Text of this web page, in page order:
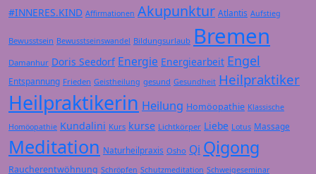
#INNERES.KIND Affirmationen Akupunktur Atlantis Aufstieg
Bewusstsein Bewusstseinswandel Bildungsurlaub Bremen
Damanhur Doris Seedorf Energie Energiearbeit Engel
Entspannung Frieden Geistheilung gesund Gesundheit Heilpraktiker
Heilpraktikerin Heilung Homöopathie Klassische
Homöopathie Kundalini Kurs kurse Lichtkörper Liebe Lotus Massage
Meditation Naturheilpraxis Osho Qi Qigong
Raucherentwöhnung Schröpfen Schutzmeditation Schweigeseminar